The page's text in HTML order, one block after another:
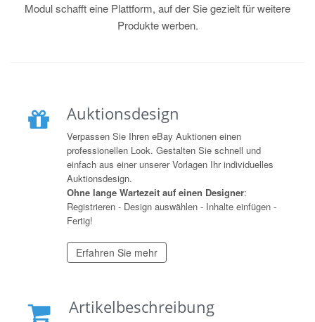
Modul schafft eine Plattform, auf der Sie gezielt für weitere
Produkte werben.
Auktionsdesign
Verpassen Sie Ihren eBay Auktionen einen
professionellen Look. Gestalten Sie schnell und
einfach aus einer unserer Vorlagen Ihr individuelles
Auktionsdesign.
Ohne lange Wartezeit auf einen Designer:
Registrieren - Design auswählen - Inhalte einfügen -
Fertig!
Erfahren Sie mehr
Artikelbeschreibung